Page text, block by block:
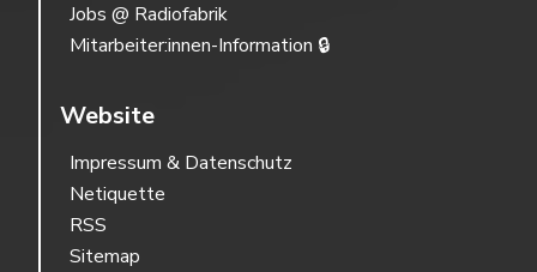
Jobs @ Radiofabrik
Mitarbeiter:innen-Information 🔒
Website
Impressum & Datenschutz
Netiquette
RSS
Sitemap